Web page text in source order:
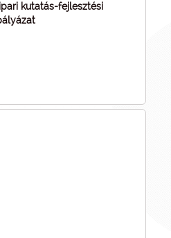
kutatás-fejlesztési